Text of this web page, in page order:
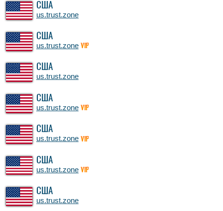
США
us.trust.zone
США
us.trust.zone VIP
США
us.trust.zone
США
us.trust.zone VIP
США
us.trust.zone VIP
США
us.trust.zone VIP
США
us.trust.zone